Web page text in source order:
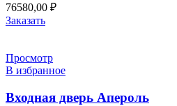
76580,00 ₽
Заказать
Просмотр
В избранное
Входная дверь Апероль